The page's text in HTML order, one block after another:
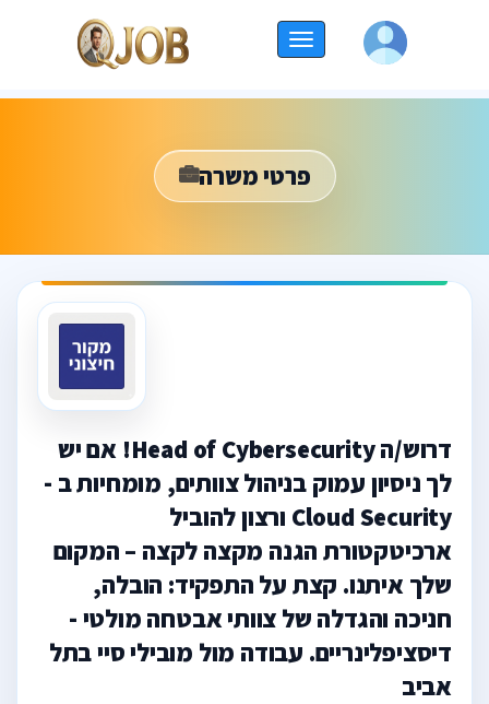
החלף
ניווט
פרטי משרה
דרוש/ה Head of Cybersecurity! אם יש
לך ניסיון עמוק בניהול צוותים, מומחיות ב -
Cloud Security ורצון להוביל
ארכיטקטורת הגנה מקצה לקצה – המקום
שלך איתנו. קצת על התפקיד: הובלה,
חניכה והגדלה של צוותי אבטחה מולטי -
דיסציפלינריים. עבודה מול מובילי סיי בתל
אביב